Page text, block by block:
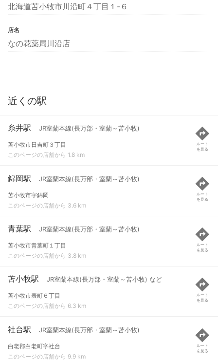
北海道苫小牧市川沿町４丁目１-６
店名
なの花薬局川沿店
近くの駅
糸井駅 JR室蘭本線(長万部・室蘭～苫小牧)
苫小牧市日吉町３丁目
このページの店舗から 1.8 km
ルート
を見る
錦岡駅 JR室蘭本線(長万部・室蘭～苫小牧)
苫小牧市字錦岡
このページの店舗から 3.6 km
ルート
を見る
青葉駅 JR室蘭本線(長万部・室蘭～苫小牧)
苫小牧市青葉町１丁目
このページの店舗から 3.8 km
ルート
を見る
苫小牧駅 JR室蘭本線(長万部・室蘭～苫小牧) など
苫小牧市表町６丁目
このページの店舗から 6.3 km
ルート
を見る
社台駅 JR室蘭本線(長万部・室蘭～苫小牧)
白老郡白老町字社台
このページの店舗から 9.9 km
ルート
を見る